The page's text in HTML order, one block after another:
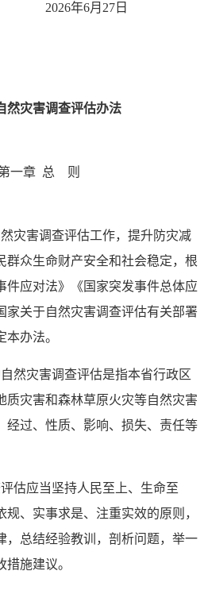
2026年6月27日
然灾害调查评估办法
一章 总 则
灾害调查评估工作，提升防灾减
群众生命财产安全和社会稳定，根
件应对法》《国家突发事件总体应
家关于自然灾害调查评估有关部署
办法。
然灾害调查评估是指本省行政区
质灾害和森林草原火灾等自然灾害
经过、性质、影响、损失、责任等
估应当坚持人民至上、生命至
规、实事求是、注重实效的原则，
，总结经验教训，剖析问题，举一
施建议。